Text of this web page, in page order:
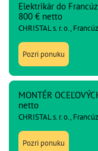
Elektrikár do
800 € netto
CHRISTAL s. r. o.,
Pozri ponuku
MONTÉR
netto
CHRISTAL s. r. o.,
Pozri ponuku